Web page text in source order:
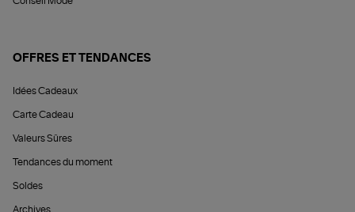
OFFRES ET TENDANCES
Idées Cadeaux
Carte Cadeau
Valeurs Sûres
Tendances du moment
Soldes
Archives